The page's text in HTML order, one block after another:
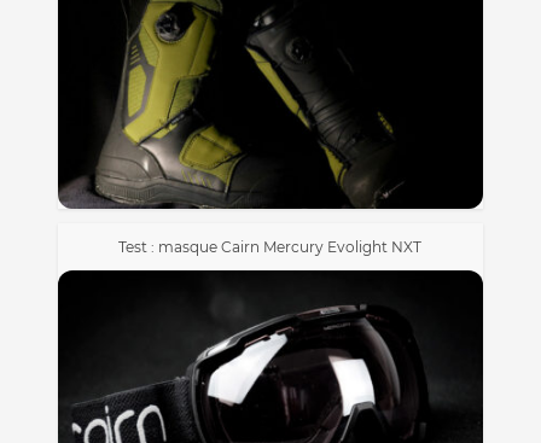
Test : masque Cairn Mercury Evolight NXT